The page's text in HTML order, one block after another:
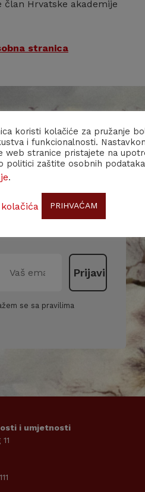
član Hrvatske akademije
stranica
događanjima i
o nama i našim
se sa pravilima
i umjetnosti
koristi kolačiće za pružanje
i funkcionalnosti.
web stranice pristajete na
politici zaštite osobnih podataka
.
PRIHVAĆAM